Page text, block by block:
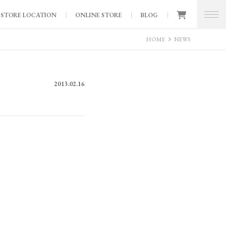
STORE LOCATION ONLINE STORE BLOG
HOME NEWS
2013.02.16